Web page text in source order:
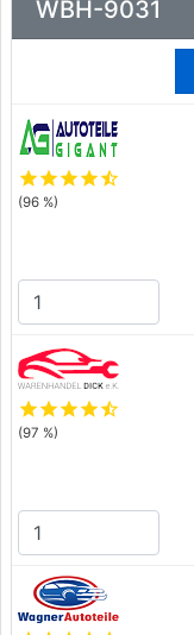
WBH-9031
starstarstarstarstar_half
(96 %)
starstarstarstarstar_half
(97 %)